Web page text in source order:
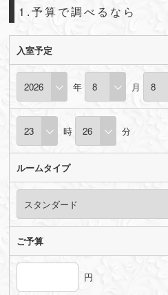
1.予算で調べるなら
入室予定
年 月
時 分
ルームタイプ
ご予算
円